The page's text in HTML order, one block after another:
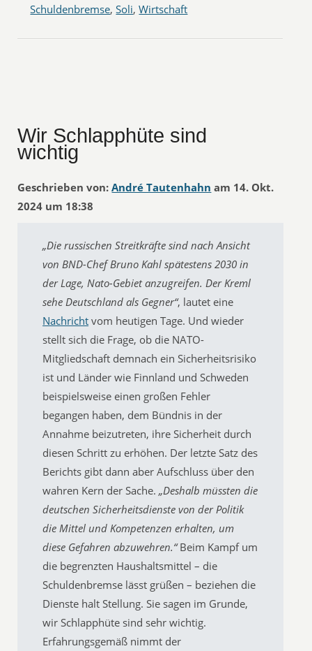
Schuldenbremse,Soli,Wirtschaft
Wir Schlapphüte sind
wichtig
Geschrieben von: André Tautenhahn am 14. Okt.
2024 um 18:38
„Die russischen Streitkräfte sind nach Ansicht
von BND-Chef Bruno Kahl spätestens 2030 in
der Lage, Nato-Gebiet anzugreifen. Der Kreml
sehe Deutschland als Gegner“, lautet eine
Nachricht vom heutigen Tage. Und wieder
stellt sich die Frage, ob die NATO-
Mitgliedschaft demnach ein Sicherheitsrisiko
ist und Länder wie Finnland und Schweden
beispielsweise einen großen Fehler
begangen haben, dem Bündnis in der
Annahme beizutreten, ihre Sicherheit durch
diesen Schritt zu erhöhen. Der letzte Satz des
Berichts gibt dann aber Aufschluss über den
wahren Kern der Sache.„Deshalb müssten die
deutschen Sicherheitsdienste von der Politik
die Mittel und Kompetenzen erhalten, um
diese Gefahren abzuwehren.“Beim Kampf um
die begrenzten Haushaltsmittel – die
Schuldenbremse lässt grüßen – beziehen die
Dienste halt Stellung. Sie sagen im Grunde,
wir Schlapphüte sind sehr wichtig.
Erfahrungsgemäß nimmt der